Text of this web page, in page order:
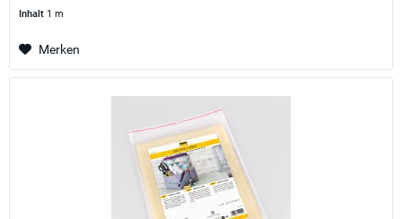
Inhalt 1 m
Merken